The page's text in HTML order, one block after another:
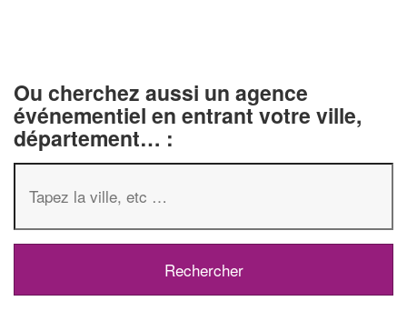
Ou cherchez aussi un agence
événementiel en entrant votre ville,
département… :